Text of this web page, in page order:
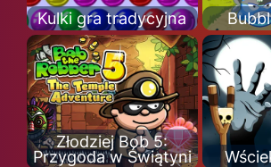
Kulki gra tradycyjna
Złodziej Bob 5:
Przygoda w Świątyni